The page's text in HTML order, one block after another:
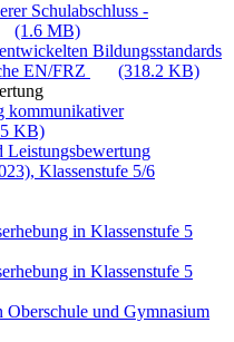
Schulabschluss -
(1.6 MB)
Bildungsstandards
EN/FRZ
(318.2 KB)
kommunikativer
KB)
Leistungsbewertung
Klassenstufe 5/6
in Klassenstufe 5
in Klassenstufe 5
Oberschule und Gymnasium